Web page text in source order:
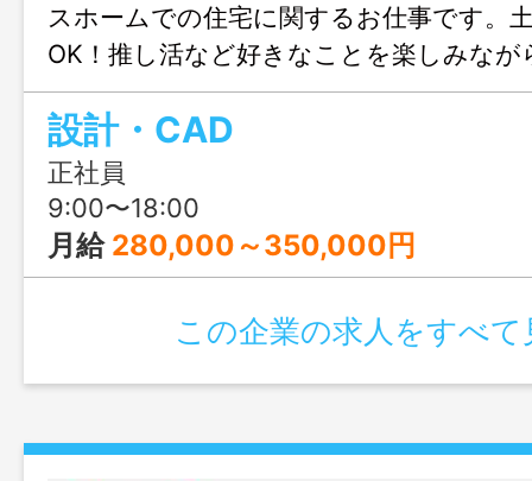
スホームでの住宅に関するお仕事です。
OK！推し活など好きなことを楽しみな
きます♪結婚や出産のタイミングでも安心
も充実！人生設計が変わっても安定して
リアチェンジしてみませんか？職場見学
ます！
設計・CAD
正社員
9:00〜18:00
月給 280,000～350,000円
この企業の求人をすべて